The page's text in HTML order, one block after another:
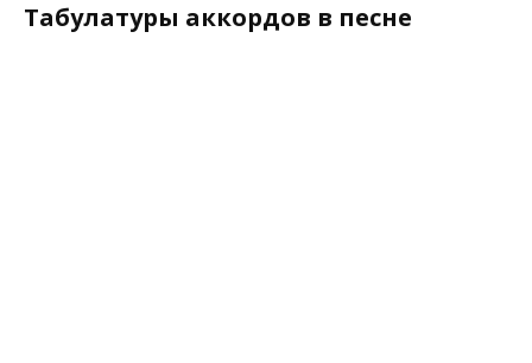
Табулатуры аккордов в песне